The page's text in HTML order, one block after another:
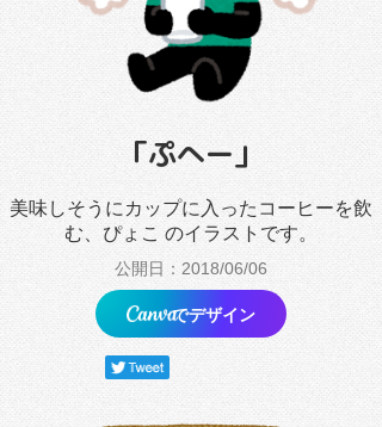
「ぷへー」
美味しそうにカップに入ったコーヒーを飲
む、ぴょこ のイラストです。
公開日：2018/06/06
でデザイン